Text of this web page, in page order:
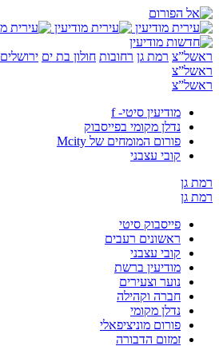
ראשל”צ רמת גן רחובות חולון בת ים ירושלים
ראשל”צ
ראשל”צ
מודיעין סיטי- f
נדלן מקומי בפייסבוק
פורום המומחים של Mcity
קובי עצבני
רמת גן
רמת גן
פייסבוק סיטי
ראשונים רעבים
קובי עצבני
מודיעין ברשת
נוער וצעירים
חברה וקהילה
נדלן מקומי
פורום מוניציפאלי
זמזום הדבורה